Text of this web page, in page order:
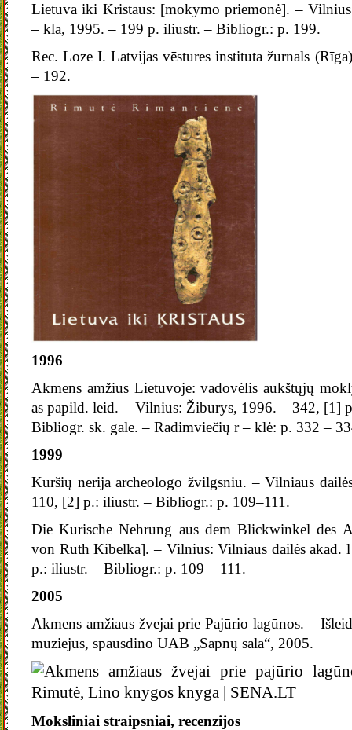
Lietuva iki Kristaus: [mokymo priemonė]. –
– kla, 1995. – 199 p. iliustr. – Bibliogr.: p. 199.
Rec. Loze I. Latvijas vēstures instituta žurnals
– 192.
1996
Akmens amžius Lietuvoje: vadovėlis aukštųjų
as papild. leid. – Vilnius: Žiburys, 1996. – 342, [1]
Bibliogr. sk. gale. – Radimviečių r – klė: p. 332 –
1999
Kuršių nerija archeologo žvilgsniu. – Vilniaus
110, [2] p.: iliustr. – Bibliogr.: p. 109–111.
Die Kurische Nehrung aus dem Blickwinkel des
von Ruth Kibelka]. – Vilnius: Vilniaus dailės akad.
p.: iliustr. – Bibliogr.: p. 109 – 111.
2005
Akmens amžiaus žvejai prie Pajūrio lagūnos. –
muziejus, spausdino UAB „Sapnų sala“, 2005.
Moksliniai straipsniai, recenzijos